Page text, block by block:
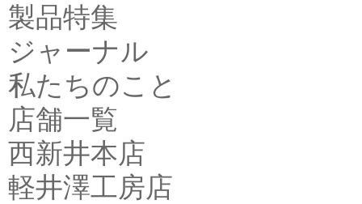
製品特集
ジャーナル
私たちのこと
店舗一覧
西新井本店
軽井澤工房店